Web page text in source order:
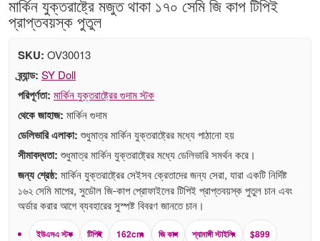
মার্কিন যুক্তরাষ্ট্রে মজুত থাকা ১৭০ সেমি জি কাপ টিপিই
প্রাপ্তবয়স্ক পুতুল
SKU: OV30013
ব্র্যান্ড: SY Doll
পরিপূর্ণতা: মার্কিন যুক্তরাষ্ট্রের গুদাম স্টক
থেকে জাহাজ: মার্কিন গুদাম
ডেলিভারি এলাকা: শুধুমাত্র মার্কিন যুক্তরাষ্ট্রের মধ্যে পাঠানো হয়
সীমাবদ্ধতা: শুধুমাত্র মার্কিন যুক্তরাষ্ট্রের মধ্যে ডেলিভারি সমর্থন করে।
জন্য শ্রেষ্ঠ: মার্কিন যুক্তরাষ্ট্রের সেইসব ক্রেতাদের জন্য সেরা, যারা একটি নির্দিষ্ট
১৬২ সেমি মাপের, সুডৌল জি-কাপ প্রোফাইলের টিপিই প্রাপ্তবয়স্ক পুতুল চান এবং
অর্ডার করার আগে ব্যবহারের সুস্পষ্ট বিবরণ জানতে চান।
ইউএসএ স্টক টিপিই 162cm জি কাপ শ্যামাঙ্গী স্টাইলিং $899